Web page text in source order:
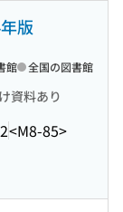
版
資料あり
<M8-85>
館 全国の図書館